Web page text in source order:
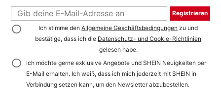
Registrieren
Ich stimme denAllgemeine Geschäftsbedingungen zu und
bestätige, dass ich die Datenschutz- und Cookie-Richtlinien
gelesen habe.
Ich möchte gerne exklusive Angebote und SHEIN Neuigkeiten per
E-Mail erhalten. Ich weiß, dass ich mich jederzeit mit SHEIN in
Verbindung setzen kann, um den Newsletter abzubestellen.